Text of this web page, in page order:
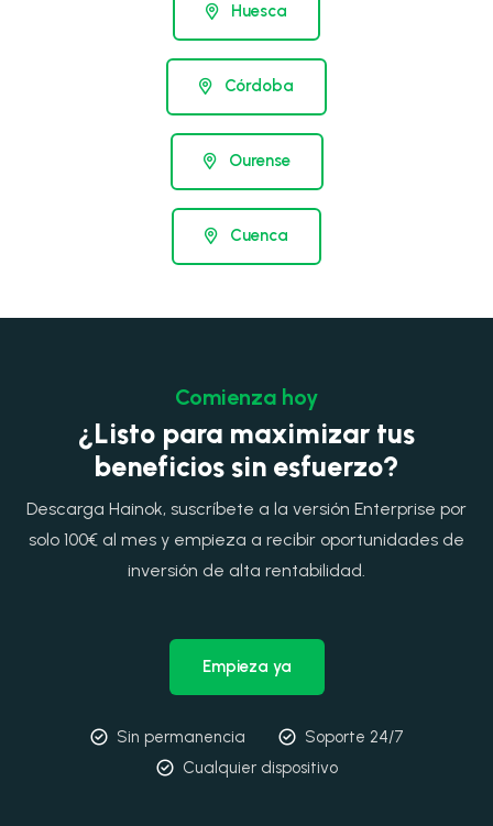
Huesca
Córdoba
Ourense
Cuenca
Comienza hoy
¿Listo para maximizar tus
beneficios sin esfuerzo?
Descarga Hainok, suscríbete a la versión Enterprise por
solo 100€ al mes y empieza a recibir oportunidades de
inversión de alta rentabilidad.
Empieza ya
Sin permanencia
Soporte 24/7
Cualquier dispositivo